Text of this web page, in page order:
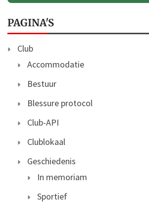
PAGINA'S
Club
Accommodatie
Bestuur
Blessure protocol
Club-API
Clublokaal
Geschiedenis
In memoriam
Sportief